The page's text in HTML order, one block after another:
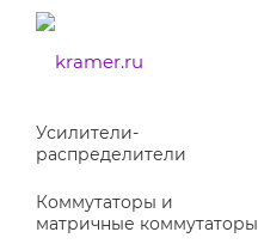
Усилители-
раcпределители
Коммутаторы и
матричные коммутаторы